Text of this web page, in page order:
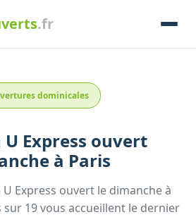
.fr
dominicales
U Express ouvert
à Paris
U Express ouvert le dimancheà
sur 19 vous accueillentle dernier